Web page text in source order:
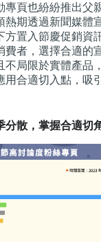
專頁也紛紛推出父
熱期透過新聞媒體
方置入節慶促銷資
費者，選擇合適的
局限於實體產品
用合適切入點，吸
分散，掌握合適切